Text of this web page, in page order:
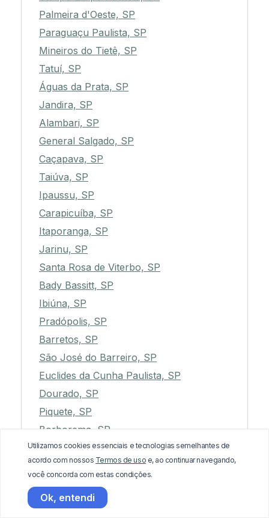
Palmeira d'Oeste, SP
Paraguaçu Paulista, SP
Mineiros do Tietê, SP
Tatuí, SP
Águas da Prata, SP
Jandira, SP
Alambari, SP
General Salgado, SP
Caçapava, SP
Taiúva, SP
Ipaussu, SP
Carapicuíba, SP
Itaporanga, SP
Jarinu, SP
Santa Rosa de Viterbo, SP
Bady Bassitt, SP
Ibiúna, SP
Pradópolis, SP
Barretos, SP
São José do Barreiro, SP
Euclides da Cunha Paulista, SP
Dourado, SP
Piquete, SP
Borborema, SP
Motuca, SP
São Vicente, SP
Guaíra, SP
Mauá, SP
Utilizamos cookies essenciais e tecnologias semelhantes de
acordo com nossos Termos de uso e, ao continuar navegando,
você concorda com estas condições.
Ok, entendi